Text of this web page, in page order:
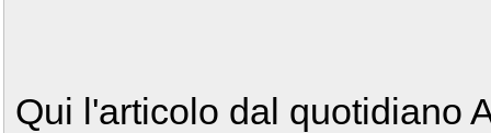
Qui l'articolo dal quotidiano